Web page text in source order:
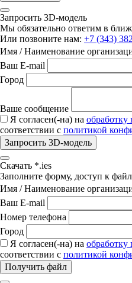
Запросить 3D-модель
Мы обязательно ответим в
Или позвоните нам: +7 (343)
Имя / Наименование
Ваш E-mail
Город
Ваше сообщение
Я согласен(-на) на
соответствии с политикой
Запросить 3D-модель
Скачать *.ies
Заполните форму, доступ к
Имя / Наименование
Ваш E-mail
Номер телефона
Город
Я согласен(-на) на
соответствии с политикой
Получить файл